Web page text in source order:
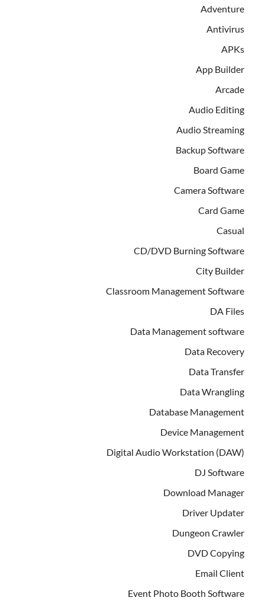
Adventure
Antivirus
APKs
App Builder
Arcade
Audio Editing
Audio Streaming
Backup Software
Board Game
Camera Software
Card Game
Casual
CD/DVD Burning Software
City Builder
Classroom Management Software
DA Files
Data Management software
Data Recovery
Data Transfer
Data Wrangling
Database Management
Device Management
Digital Audio Workstation (DAW)
DJ Software
Download Manager
Driver Updater
Dungeon Crawler
DVD Copying
Email Client
Event Photo Booth Software